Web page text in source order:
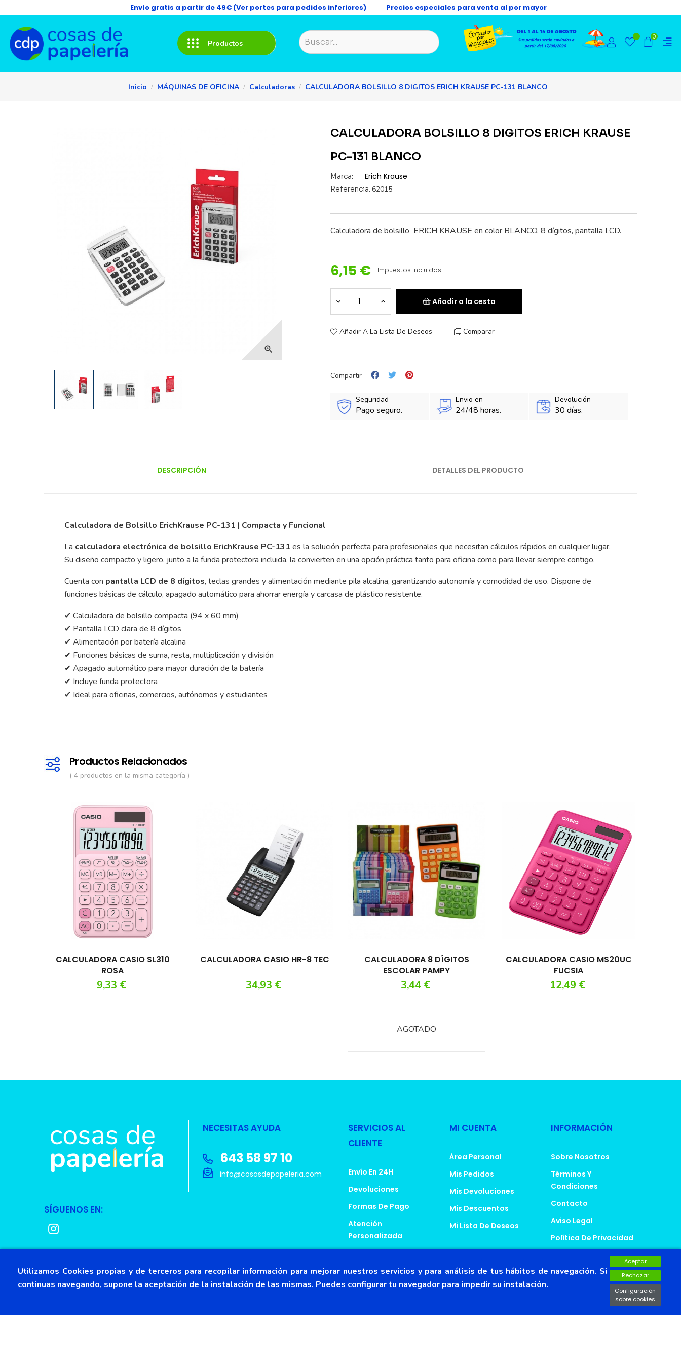
Utilizamos Cookies propias y de terceros para recopilar información para mejorar nuestros servicios y para análisis de tus hábitos de navegación. Si
continuas navegando, supone la aceptación de la instalación de las mismas. Puedes configurar tu navegador para impedir su instalación.
Aceptar
Rechazar
Configuración
sobre cookies
Envío gratis a partir de 49€ (Ver portes para pedidos inferiores) Precios especiales para venta al por mayor
Productos
0
Inicio MÁQUINAS DE OFICINA Calculadoras CALCULADORA BOLSILLO 8 DIGITOS ERICH KRAUSE PC-131 BLANCO

CALCULADORA BOLSILLO 8 DIGITOS ERICH KRAUSE
PC-131 BLANCO
Marca: Erich Krause
Referencia: 62015
Calculadora de bolsillo ERICH KRAUSE en color BLANCO, 8 dígitos, pantalla LCD.
6,15 € Impuestos incluidos
Añadir a la cesta
Añadir A La Lista De Deseos Comparar
Compartir
Seguridad
Pago seguro.
Envio en
24/48 horas.
Devolución
30 días.
DESCRIPCIÓN DETALLES DEL PRODUCTO
Calculadora de Bolsillo ErichKrause PC-131 | Compacta y Funcional
La calculadora electrónica de bolsillo ErichKrause PC-131 es la solución perfecta para profesionales que necesitan cálculos rápidos en cualquier lugar.
Su diseño compacto y ligero, junto a la funda protectora incluida, la convierten en una opción práctica tanto para oficina como para llevar siempre contigo.
Cuenta con pantalla LCD de 8 dígitos, teclas grandes y alimentación mediante pila alcalina, garantizando autonomía y comodidad de uso. Dispone de
funciones básicas de cálculo, apagado automático para ahorrar energía y carcasa de plástico resistente.
✔ Calculadora de bolsillo compacta (94 x 60 mm)
✔ Pantalla LCD clara de 8 dígitos
✔ Alimentación por batería alcalina
✔ Funciones básicas de suma, resta, multiplicación y división
✔ Apagado automático para mayor duración de la batería
✔ Incluye funda protectora
✔ Ideal para oficinas, comercios, autónomos y estudiantes
Productos Relacionados
( 4 productos en la misma categoría )
CALCULADORA CASIO SL310
ROSA
Precio
9,33 €
CALCULADORA CASIO HR-8 TEC
Precio
34,93 €
CALCULADORA 8 DÍGITOS
ESCOLAR PAMPY
Precio
3,44 €
AGOTADO
CALCULADORA CASIO MS20UC
FUCSIA
Precio
12,49 €
SÍGUENOS EN:
NECESITAS AYUDA
643 58 97 10
info@cosasdepapeleria.com
SERVICIOS AL
CLIENTE
Envío En 24H
Devoluciones
Formas De Pago
Atención
Personalizada
Venta Al Por Mayor
MI CUENTA
Área Personal
Mis Pedidos
Mis Devoluciones
Mis Descuentos
Mi Lista De Deseos
INFORMACIÓN
Sobre Nosotros
Términos Y
Condiciones
Contacto
Aviso Legal
Política De Privacidad
Política De Cookies